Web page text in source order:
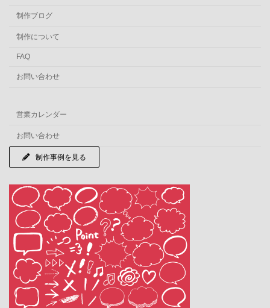
制作ブログ
制作について
FAQ
お問い合わせ
営業カレンダー
お問い合わせ
制作事例を見る